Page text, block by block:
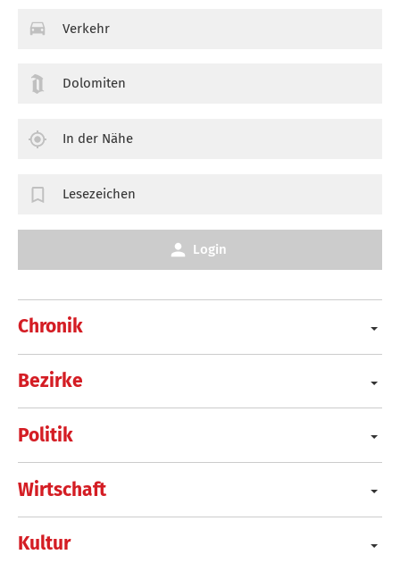
Chronik
Bezirke
Politik
Wirtschaft
Kultur
Verkehr
Dolomiten
In der Nähe
Lesezeichen
Login